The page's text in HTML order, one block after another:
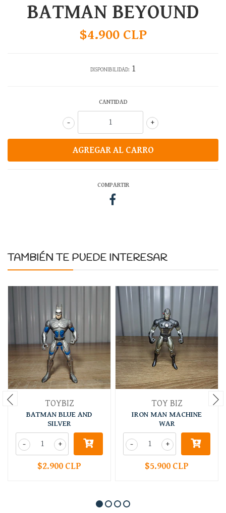
BATMAN BEYOUND
$4.900 CLP
DISPONIBILIDAD: 1
CANTIDAD
+
-
COMPARTIR
TAMBIÉN TE PUEDE INTERESAR
TOYBIZ
BATMAN BLUE AND
SILVER
+
-
$2.900 CLP
TOY BIZ
IRON MAN MACHINE
WAR
+
-
$5.900 CLP